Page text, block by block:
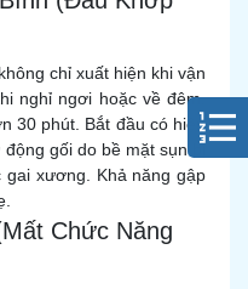
chỉ xuất hiện khi vận
nghỉ ngơi hoặc về đêm.
30 phút. Bắt đầu có hiện
gối do bề mặt sụn bị
xương. Khả năng gập
Chức Năng